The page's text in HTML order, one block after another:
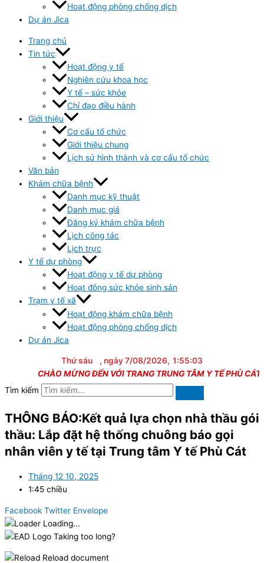
Hoạt động phòng chống dịch
Dự án Jica
Trang chủ
Tin tức
Hoạt động y tế
Nghiên cứu khoa học
Y tế – sức khỏe
Chỉ đạo điều hành
Giới thiệu
Cơ cấu tổ chức
Giới thiệu chung
Lịch sử hình thành và cơ cấu tổ chức
Văn bản
Khám chữa bệnh
Danh mục kỹ thuật
Danh mục giá
Đăng ký khám chữa bệnh
Lịch công tác
Lịch trực
Y tế dự phòng
Hoạt động y tế dự phòng
Hoạt đông sức khỏe sinh sản
Trạm y tế xã
Hoạt động khám chữa bệnh
Hoạt động phòng chống dịch
Dự án Jica
Thứ sáu , ngày 7/08/2026, 1:55:03
CHÀO MỪNG ĐẾN VỚI TRANG TRUNG TÂM Y TẾ PHÙ CÁT
Tìm kiếm
THÔNG BÁO:Kết quả lựa chọn nhà thầu gói
thầu: Lắp đặt hệ thống chuông báo gọi
nhân viên y tế tại Trung tâm Y tế Phù Cát
Tháng 12 10, 2025
1:45 chiều
Facebook Twitter Envelope
Loading...
Taking too long?
Reload document